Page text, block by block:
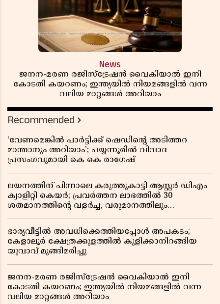
News
ജനന-മരണ രജിസ്ട്രേഷൻ വൈകിയാൽ ഇനി
കോടതി കയറണം; ഇന്ത്യയിൽ നിയമങ്ങളിൽ വന്ന
വലിയ മാറ്റങ്ങൾ അറിയാം
Recommended
‘വേണമെങ്കിൽ പാർട്ടിക്ക് ഷെഡിൻ്റെ അടിത്തറ
മാന്താനും അറിയാം’; പയ്യന്നൂരിൽ വിവാദ
പ്രസംഗവുമായി കെ കെ രാഗേഷ്
ലയനത്തിന് പിന്നാലെ കരുത്തുകാട്ടി ആസ്റ്റർ ഡിഎം
ക്വാളിറ്റി കെയർ; പ്രവർത്തന ലാഭത്തിൽ 30
ശതമാനത്തിൻ്റെ വളർച്ച, വരുമാനത്തിലും
റിപ്പോർട്ട് പുറത്ത്
ഭാര്യവീട്ടിൽ അവധിക്കെത്തിയപ്പോൾ അപകടം;
കേളാലൂർ ക്ഷേത്രക്കുളത്തിൽ കുളിക്കാനിറങ്ങിയ
യുവാവ് മുങ്ങിമരിച്ചു
ജനന-മരണ രജിസ്ട്രേഷൻ വൈകിയാൽ ഇനി
കോടതി കയറണം; ഇന്ത്യയിൽ നിയമങ്ങളിൽ വന്ന
വലിയ മാറ്റങ്ങൾ അറിയാം